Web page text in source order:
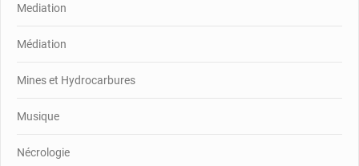
Mediation
Médiation
Mines et Hydrocarbures
Musique
Nécrologie